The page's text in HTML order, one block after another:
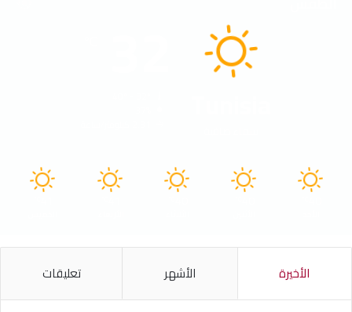
الأخيرة الأشهر تعليقات